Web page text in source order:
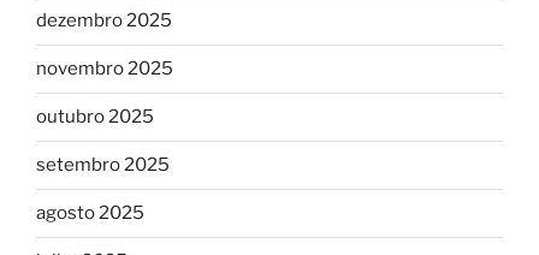
dezembro 2025
novembro 2025
outubro 2025
setembro 2025
agosto 2025